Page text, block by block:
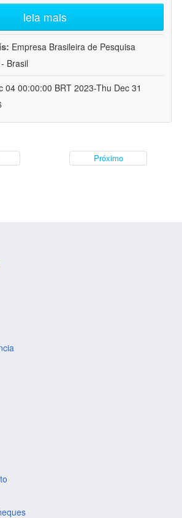
leia mais
Empresa Brasileira de Pesquisa
Brasil
04 00:00:00 BRT 2023-Thu Dec 31
Próximo